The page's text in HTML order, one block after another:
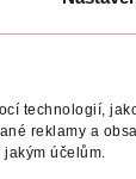
technologií,
reklamy a
účelům.
DODAVATELE